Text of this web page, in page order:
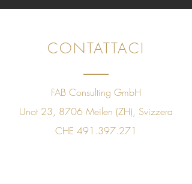
CONTATTACI
FAB Consulting GmbH
Unot 23, 8706 Meilen (ZH), Svizzera
CHE 491.397.271